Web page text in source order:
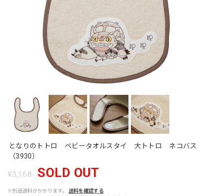
となりのトトロ ベビータオルスタイ 大トトロ ネコバス
（3930）
¥3,168 SOLD OUT
※別途送料がかかります。
送料を確認する